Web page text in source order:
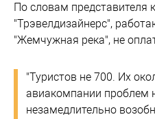
По словам представителя
"Трэвелдизайнерс",
"Жемчужная река", не
"Туристов не 700. Их
авиакомпании проблем
незамедлительно